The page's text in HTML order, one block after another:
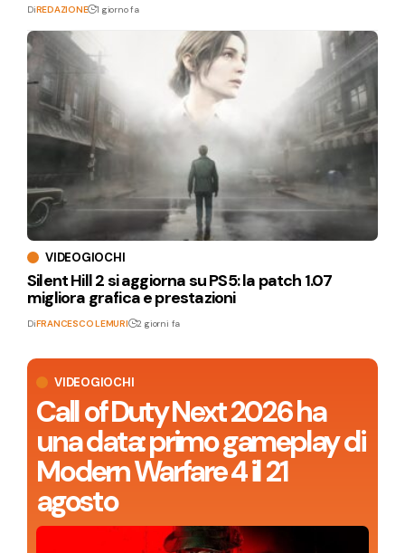
VIDEOGIOCHI
Call of Duty Next 2026 ha
una data: primo gameplay di
Modern Warfare 4 il 21
agosto
DiREDAZIONE 1 giorno fa
VIDEOGIOCHI
Silent Hill 2 si aggiorna su PS5: la patch 1.07
migliora grafica e prestazioni
DiFRANCESCO LEMURI 2 giorni fa